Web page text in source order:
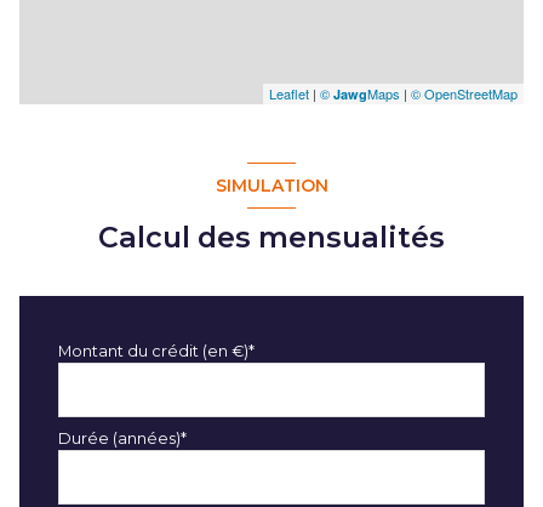
Leaflet | © JawgMaps | © OpenStreetMap
SIMULATION
Calcul des mensualités
Montant du crédit (en €)*
Durée (années)*